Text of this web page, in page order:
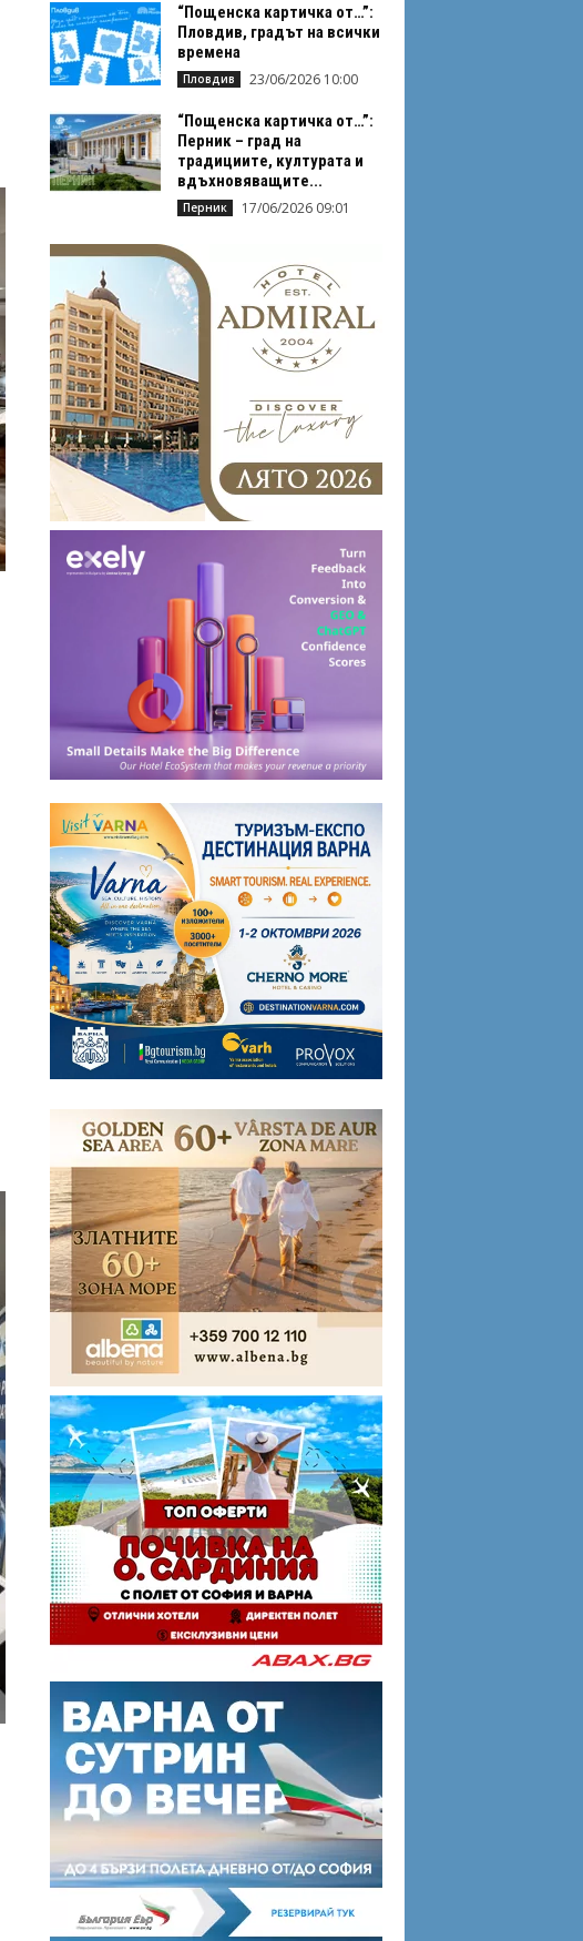
“Пощенска картичка от…”:
Пловдив, градът на всички
времена
Пловдив 23/06/2026 10:00
“Пощенска картичка от…”:
Перник – град на
традициите, културата и
вдъхновяващите...
Перник 17/06/2026 09:01